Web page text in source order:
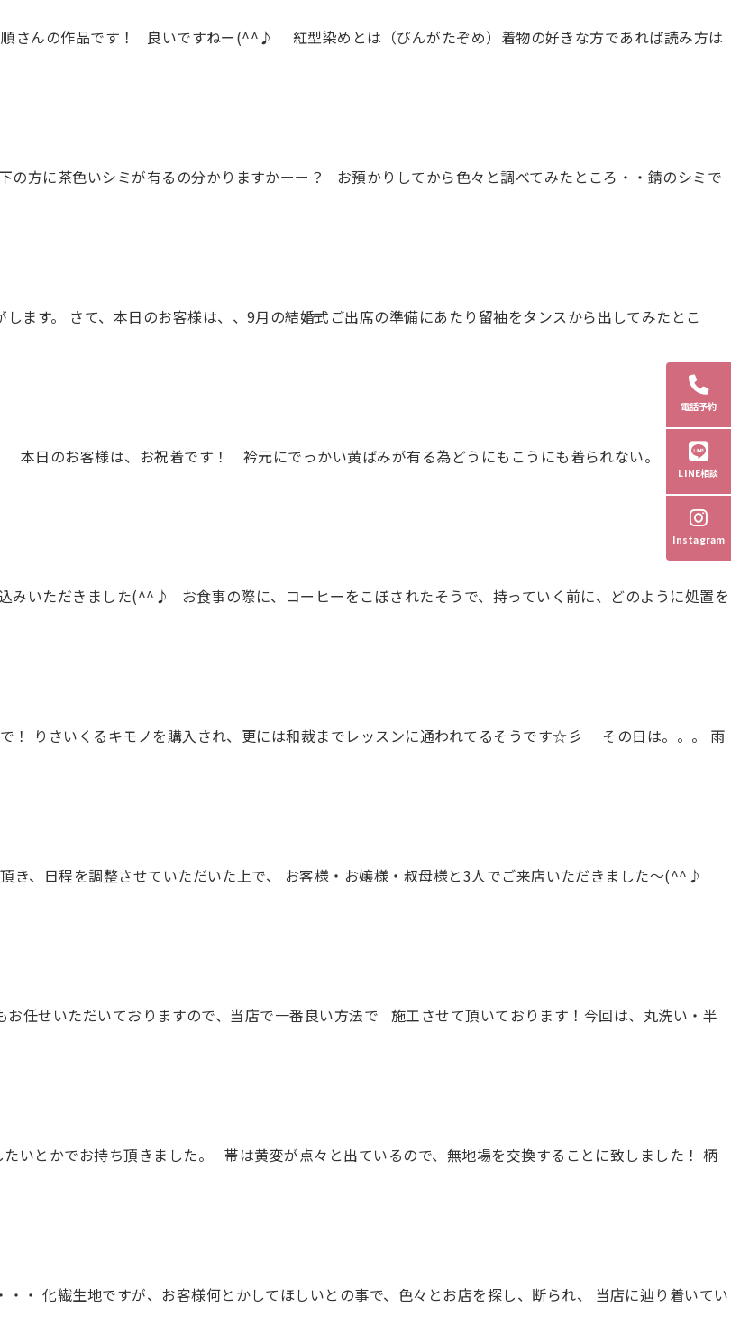
電話予約
LINE相談
Instagram
さんの作品です！ 良いですねー(^^♪ 紅型染めとは（びんがたぞめ）着物の好きな方であれば読み方は
の方に茶色いシミが有るの分かりますかーー？ お預かりしてから色々と調べてみたところ・・錆のシミで
ます。 さて、本日のお客様は、、9月の結婚式ご出席の準備にあたり留袖をタンスから出してみたとこ
日のお客様は、お祝着です！ 衿元にでっかい黄ばみが有る為どうにもこうにも着られない。 シミも大
いただきました(^^♪ お食事の際に、コーヒーをこぼされたそうで、持っていく前に、どのように処置を
！ りさいくるキモノを購入され、更には和裁までレッスンに通われてるそうです☆彡 その日は。。。 雨
き、日程を調整させていただいた上で、 お客様・お嬢様・叔母様と3人でご来店いただきました～(^^♪
任せいただいておりますので、当店で一番良い方法で 施工させて頂いております！今回は、丸洗い・半
いとかでお持ち頂きました。 帯は黄変が点々と出ているので、無地場を交換することに致しました！ 柄
化繊生地ですが、お客様何とかしてほしいとの事で、色々とお店を探し、断られ、 当店に辿り着いてい